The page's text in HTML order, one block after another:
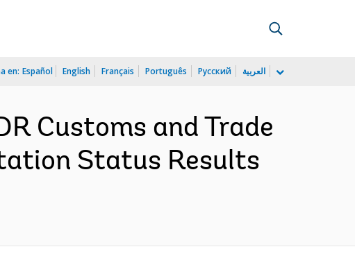
en: Español English Français Português Русский العربية
Customs and Trade
Status Results